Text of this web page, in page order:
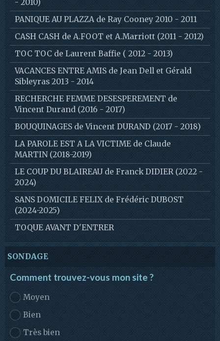
- 2010)
PANIQUE AU PLAZZA de Ray Cooney 2010 - 2011
CASH CASH de A.FOOT et A.Marriott (2011 - 2012)
TOC TOC de Laurent Baffie ( 2012 - 2013)
VACANCES ENTRE AMIS de Jean Dell et Gérald
Sibleyras 2013 - 2014
RECHERCHE FEMME DESESPEREMENT de
Vincent Durand (2016 - 2017)
BOUQUINAGES de Vincent DURAND (2017 - 2018)
LA PAROLE EST A LA VICTIME de Claude
MARTIN (2018-2019)
LE COUP DU BLAIREAU de Franck DIDIER (2022 -
2024)
SANS DOMICILE FELIX de Frédéric DUBOST
(2024-2025)
TOQUE AVANT D'ENTRER
SONDAGE
Comment trouvez-vous mon site ?
Moyen
Bien
Très bien